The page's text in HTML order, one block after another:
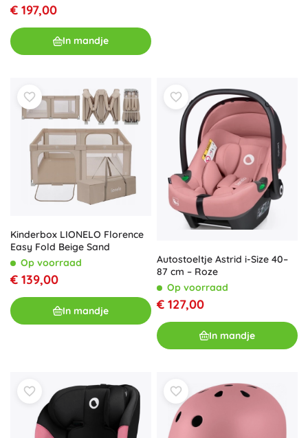
€ 197,00
In mandje
Kinderbox LIONELO Florence
Easy Fold Beige Sand
Op voorraad
€ 139,00
In mandje
Autostoeltje Astrid i-Size 40–
87 cm – Roze
Op voorraad
€ 127,00
In mandje